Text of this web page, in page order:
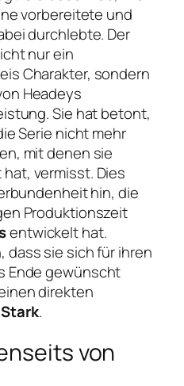
vorbereitete und
durchlebte. Der
nur ein
Charakter, sondern
Headeys
Sie hat betont,
Serie nicht mehr
mit denen sie
vermisst. Dies
hin, die
Produktionszeit
entwickelt hat.
dass sie sich für ihren
Ende gewünscht
direkten
.
von